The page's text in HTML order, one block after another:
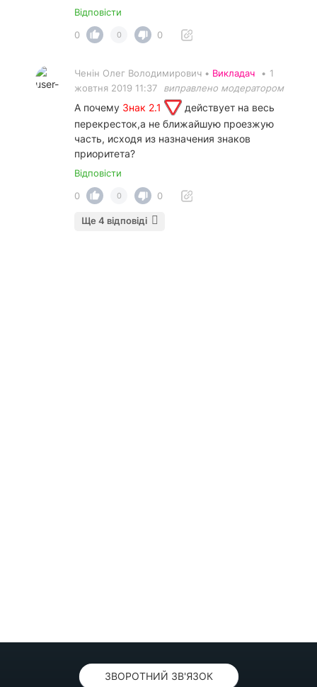
Відповісти
0
0 0
Ченін Олег Володимирович • Викладач • 1
жовтня 2019 11:37
виправлено модератором
А почему Знак 2.1
действует на весь
перекресток,а не ближайшую проезжую
часть, исходя из назначения знаков
приоритета?
Відповісти
0
0 0
Ще 4 відповіді
ЗВОРОТНИЙ ЗВ'ЯЗОК